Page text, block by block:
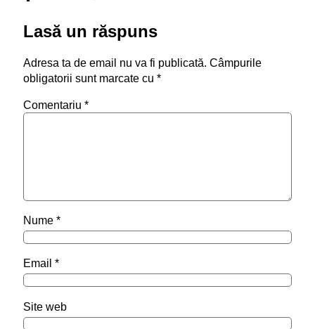
Lasă un răspuns
Adresa ta de email nu va fi publicată. Câmpurile
obligatorii sunt marcate cu *
Comentariu *
Nume *
Email *
Site web